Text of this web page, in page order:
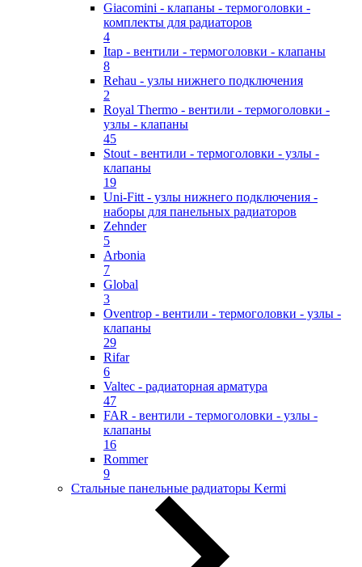
Giacomini - клапаны - термоголовки -
комплекты для радиаторов
4
Itap - вентили - термоголовки - клапаны
8
Rehau - узлы нижнего подключения
2
Royal Thermo - вентили - термоголовки -
узлы - клапаны
45
Stout - вентили - термоголовки - узлы -
клапаны
19
Uni-Fitt - узлы нижнего подключения -
наборы для панельных радиаторов
Zehnder
5
Arbonia
7
Global
3
Oventrop - вентили - термоголовки - узлы -
клапаны
29
Rifar
6
Valtec - радиаторная арматура
47
FAR - вентили - термоголовки - узлы -
клапаны
16
Rommer
9
Стальные панельные радиаторы Kermi